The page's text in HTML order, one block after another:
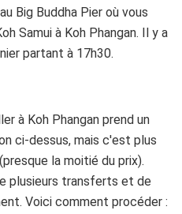
Big Buddha Pier où vous
Samui à Koh Phangan. Il y a
partant à 17h30.
à Koh Phangan prend un
ci-dessus, mais c'est plus
la moitié du prix).
plusieurs transferts et de
Voici comment procéder :